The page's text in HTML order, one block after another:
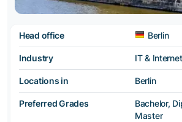
Head office Berlin
Industry IT & Internet
Locations in Berlin
Preferred Grades
Bachelor,
Master